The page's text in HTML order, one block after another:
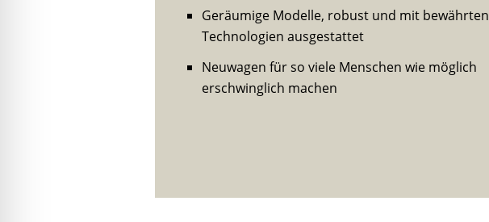
Geräumige Modelle, robust und mit bewährten
Technologien ausgestattet
Neuwagen für so viele Menschen wie möglich
erschwinglich machen